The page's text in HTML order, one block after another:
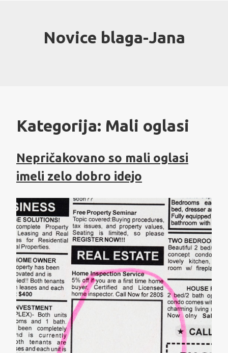
Novice blaga-Jana
Kategorija: Mali oglasi
Nepričakovano so mali oglasi
imeli zelo dobro idejo